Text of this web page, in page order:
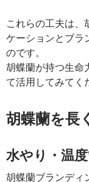
これらの工夫は、
ケーションとブラ
のです。
胡蝶蘭が持つ生命
て活用してみてく
胡蝶蘭を長
水やり・温
胡蝶蘭ブランディ